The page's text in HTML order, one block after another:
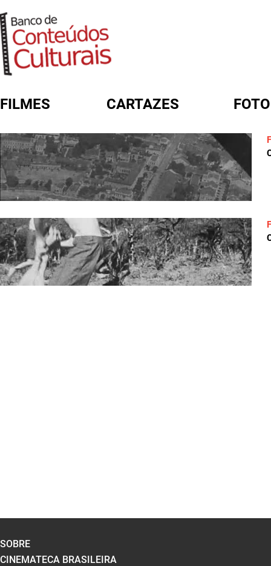
FILMES CARTAZES
FORMULÁRIO DE BUSCA
SOBRE
CINEMATECA BRASILEIRA